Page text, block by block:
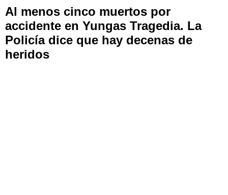
Al menos cinco muertos por
accidente en Yungas Tragedia. La
Policía dice que hay decenas de
heridos